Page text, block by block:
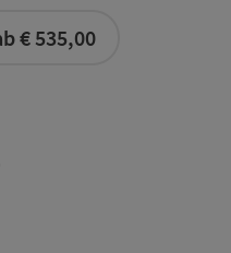
€ 535,00